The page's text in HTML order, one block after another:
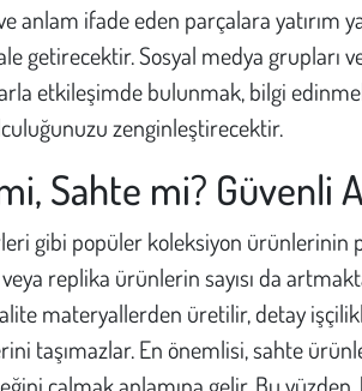
anlam ifade eden parçalara yatırım
getirecektir. Sosyal medya grupları
etkileşimde bulunmak, bilgi
zenginleştirecektir.
Sahte mi? Güvenli
gibi popüler koleksiyon ürünlerinin
replika ürünlerin sayısı da
materyallerden üretilir, detay
taşımazlar. En önemlisi, sahte